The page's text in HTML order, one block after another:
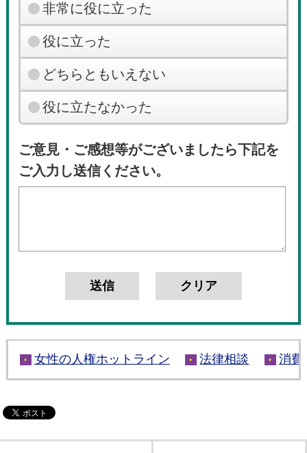
非常に役に立った
役に立った
どちらともいえない
役に立たなかった
ご意見・ご感想等がございましたら下記を
ご入力し送信ください。
女性の人権ホットライン 法律相談 消費